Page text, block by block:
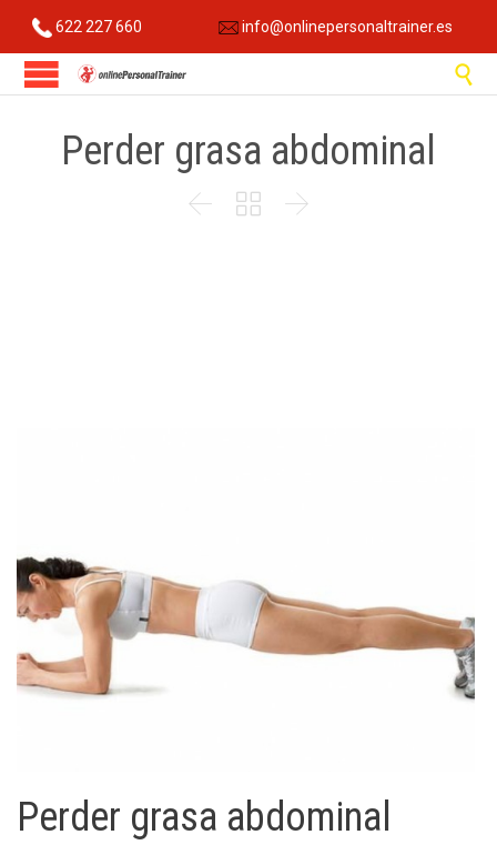
622 227 660 info@onlinepersonaltrainer.es

Perder grasa abdominal
  
Perder grasa abdominal